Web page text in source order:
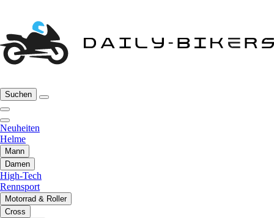
Suchen
Neuheiten
Helme
Mann
Damen
High-Tech
Rennsport
Motorrad & Roller
Cross